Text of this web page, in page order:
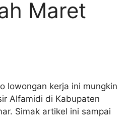
Maret
lowongan kerja ini mungkin
Alfamidi di Kabupaten
Simak artikel ini sampai